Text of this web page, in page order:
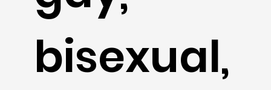
bisexual,